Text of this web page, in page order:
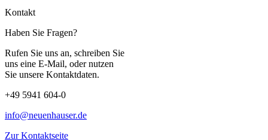
Kontakt
Haben Sie Fragen?
Rufen Sie uns an, schreiben Sie
uns eine E-Mail, oder nutzen
Sie unsere Kontaktdaten.
+49 5941 604-0
info@neuenhauser.de
Zur Kontaktseite